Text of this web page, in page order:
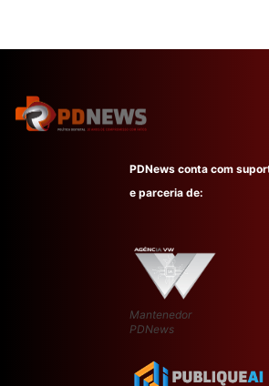
PDNews conta com
e parceria de:
Mantenedor
PDNews